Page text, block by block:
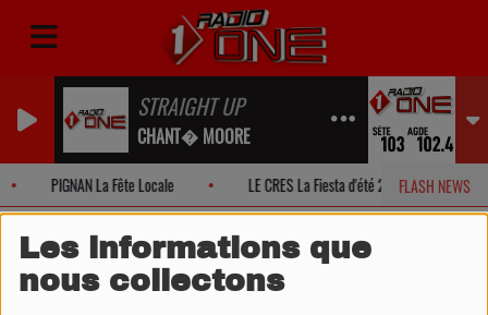
Les informations que
nous collectons
STRAIGHT UP
CHANT� MOORE
FLASH NEWS
PIGNAN La Fête Locale LE CRES La Fiesta d'été 2026!